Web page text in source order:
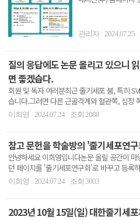
관리자 2024.07.25
질의 응답에도 논문 올리고 있으니
면 좋겠습다.
회원 및 독자 여러분최근 줄기세포 붐, 특히
습니다.그러면 다른 근골격계와 혈관쪽, 심장
초에서는 대학..
이희영 2024.07.24 조회 2088
참고 문헌을 학술방의 '줄기세포연
안녕하세요 이희영입니다논문 올릴 공간이
던 페이지를 '줄기세포연구회'로 바꾸고 등록
문 리딩 자료도..
이희영 2024.07.24 조회 3003
2023년 10월 15일(일) 대한줄기세